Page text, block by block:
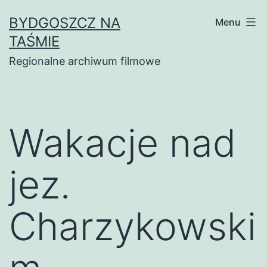
to
content
BYDGOSZCZ NA
TAŚMIE
Regionalne archiwum filmowe
Menu
Wakacje nad
jez.
Charzykowski